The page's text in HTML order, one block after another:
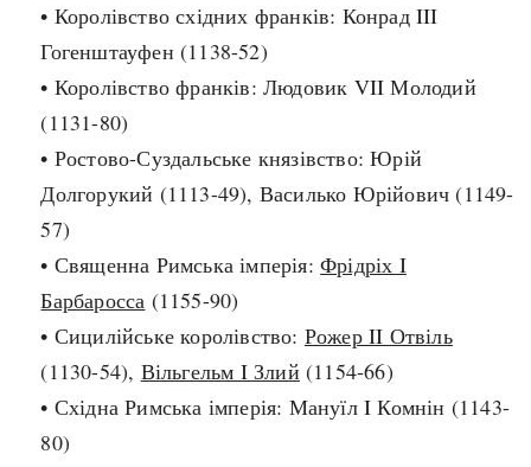
Культура і мистецтво
Людина і суспільство
Наука, освіта і техніка
Подорожі і відкриття
Політика
Спорт
Регіони
Австралія
Хронологія
Темні віки
Високе Середньовіччя
Нова історія
Наш час
Індекси
• Королівство східних франків: Конрад III
Гогенштауфен (1138-52)
• Королівство франків: Людовик VII Молодий
(1131-80)
• Ростово-Суздальське князівство: Юрій
Долгорукий (1113-49), Василько Юрійович (1149-
57)
• Священна Римська імперія:Фрідріх I
Барбаросса (1155-90)
• Сицилійське королівство: Рожер II Отвіль
(1130-54), Вільгельм I Злий (1154-66)
• Східна Римська імперія: Мануїл I Комнін (1143-
80)